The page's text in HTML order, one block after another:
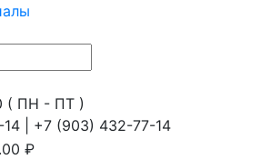
( ПН - ПТ )
| +7 (903) 432-77-14
₽